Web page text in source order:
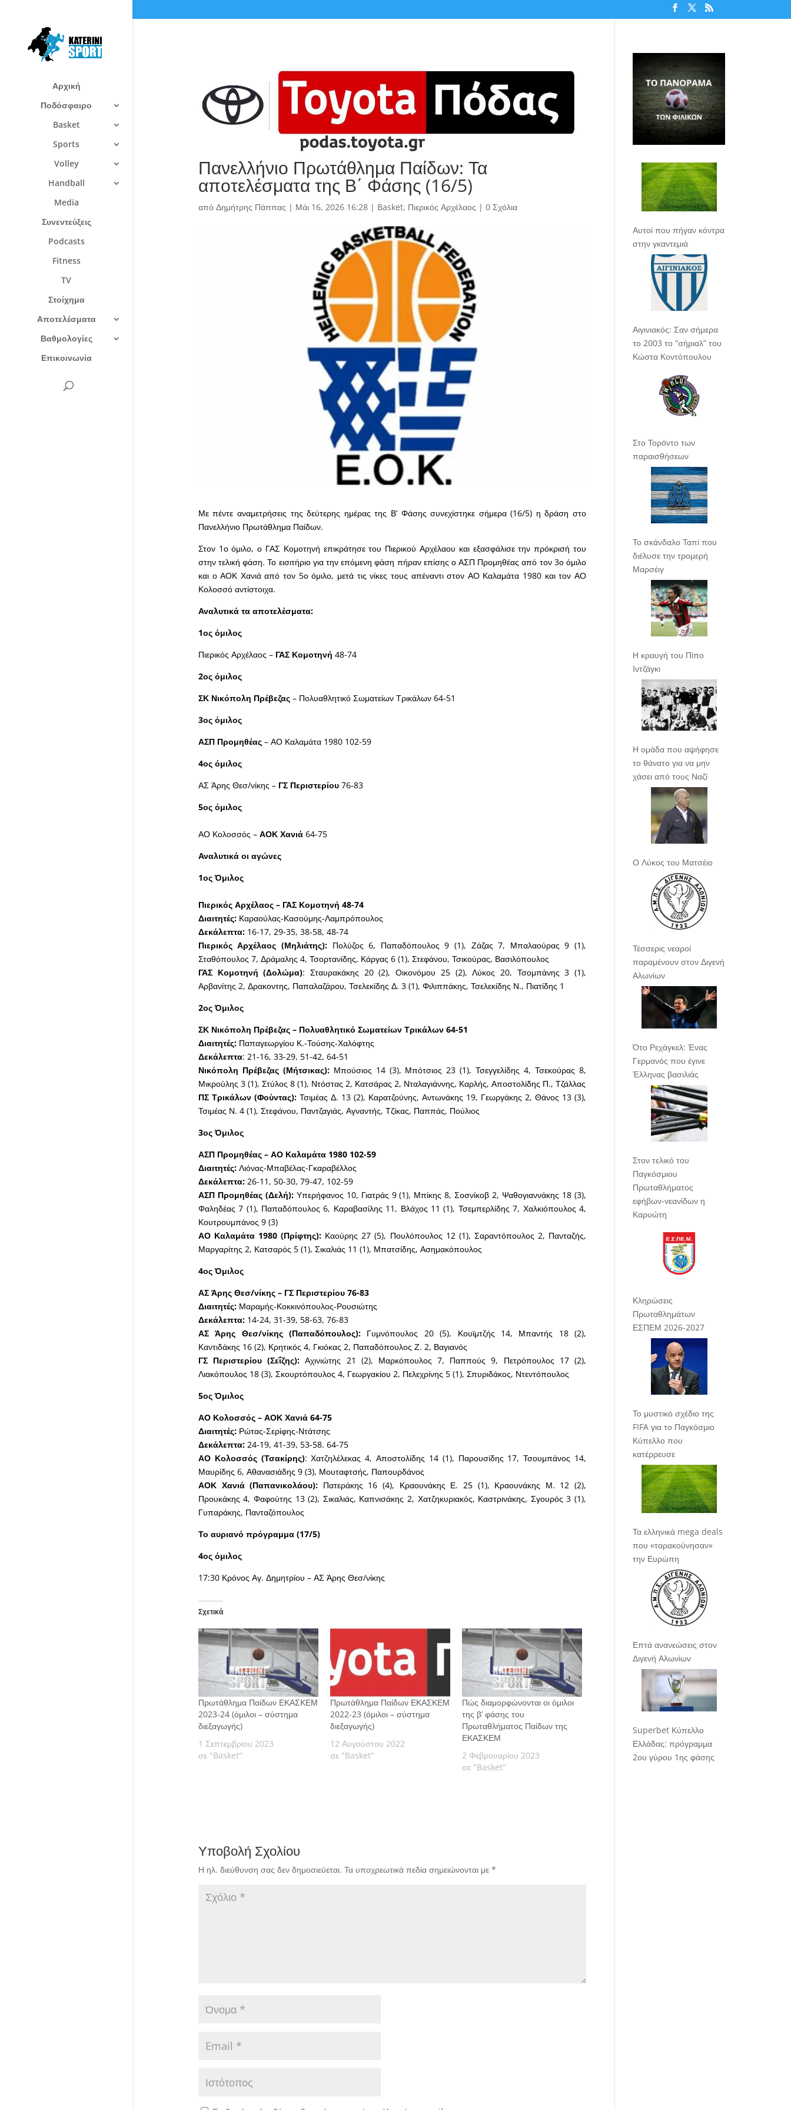
Αρχική
Ποδόσφαιρο
Basket
Sports
Volley
Handball
Media
Συνεντεύξεις
Podcasts
Fitness
TV
Στοίχημα
Αποτελέσματα
Βαθμολογίες
Επικοινωνία
Πανελλήνιο Πρωτάθλημα Παίδων: Τα
αποτελέσματα της Β΄ Φάσης (16/5)
από Δημήτρης Πάππας | Μάι 16, 2026 16:28| Basket, Πιερικός Αρχέλαος | 0 Σχόλια
Με πέντε αναμετρήσεις της δεύτερης ημέρας της Β’ Φάσης συνεχίστηκε σήμερα (16/5) η δράση στο
Πανελλήνιο Πρωτάθλημα Παίδων.
Στον 1ο όμιλο, ο ΓΑΣ Κομοτηνή επικράτησε του Πιερικού Αρχέλαου και εξασφάλισε την πρόκρισή του
στην τελική φάση. Το εισιτήριο για την επόμενη φάση πήραν επίσης ο ΑΣΠ Προμηθέας από τον 3ο όμιλο
και ο ΑΟΚ Χανιά από τον 5ο όμιλο, μετά τις νίκες τους απέναντι στον ΑΟ Καλαμάτα 1980 και τον ΑΟ
Κολοσσό αντίστοιχα.
Αναλυτικά τα αποτελέσματα:
1ος όμιλος
Πιερικός Αρχέλαος –ΓΑΣ Κομοτηνή 48-74
2ος όμιλος
ΣΚ Νικόπολη Πρέβεζας– Πολυαθλητικό Σωματείων Τρικάλων 64-51
3ος όμιλος
ΑΣΠ Προμηθέας– ΑΟ Καλαμάτα 1980 102-59
4ος όμιλος
ΑΣ Άρης Θεσ/νίκης – ΓΣ Περιστερίου76-83
5ος όμιλος
ΑΟ Κολοσσός –ΑΟΚ Χανιά64-75
Αναλυτικά οι αγώνες
1ος Όμιλος
Πιερικός Αρχέλαος – ΓΑΣ Κομοτηνή 48-74
Διαιτητές:Καραούλας-Κασούμης-Λαμπρόπουλος
Δεκάλεπτα:16-17, 29-35, 38-58, 48-74
Πιερικός Αρχέλαος (Μηλιάτης): Πολύζος 6, Παπαδόπουλος 9 (1), Ζάζας 7, Μπαλαούρας 9 (1),
Σταθόπουλος 7, Δράμαλης 4, Τσορτανίδης, Κάργας 6 (1), Στεφάνου, Τσικούρας, Βασιλόπουλος
ΓΑΣ Κομοτηνή (Δολώμα): Σταυρακάκης 20 (2), Οικονόμου 25 (2), Λύκος 20, Τσομπάνης 3 (1),
Αρβανίτης 2, Δρακοντης, Παπαλαζάρου, Τσελεκίδης Δ. 3 (1), Φιλιππάκης, Τσελεκίδης Ν., Πιατίδης 1
2ος Όμιλος
ΣΚ Νικόπολη Πρέβεζας – Πολυαθλητικό Σωματείων Τρικάλων 64-51
Διαιτητές:Παπαγεωργίου Κ.-Τούσης-Χαλόφτης
Δεκάλεπτα: 21-16, 33-29, 51-42, 64-51
Νικόπολη Πρέβεζας (Μήτσικας):Μπούσιος 14 (3), Μπότσιος 23 (1), Τσεγγελίδης 4, Τσεκούρας 8,
Μικρούλης 3 (1), Στύλος 8 (1), Ντόστας 2, Κατσάρας 2, Νταλαγιάννης, Καρλής, Αποστολίδης Π., Τζάλλας
ΠΣ Τρικάλων (Φούντας):Τσιμέας Δ. 13 (2), Καρατζούνης, Αντωνάκης 19, Γεωργάκης 2, Θάνος 13 (3),
Τσιμέας Ν. 4 (1), Στεφάνου, Παντζαγιάς, Αγναντής, Τζίκας, Παππάς, Πούλιος
3ος Όμιλος
ΑΣΠ Προμηθέας – ΑΟ Καλαμάτα 1980 102-59
Διαιτητές:Λιόνας-Μπαβέλας-Γκαραβέλλος
Δεκάλεπτα:26-11, 50-30, 79-47, 102-59
ΑΣΠ Προμηθέας (Δελή):Υπερήφανος 10, Γιατράς 9 (1), Μπίκης 8, Σοσνίκοβ 2, Ψαθογιαννάκης 18 (3),
Φαληδέας 7 (1), Παπαδόπουλος 6, Καραβασίλης 11, Βλάχος 11 (1), Τσεμπερλίδης 7, Χαλκιόπουλος 4,
Κουτρουμπάνος 9 (3)
ΑΟ Καλαμάτα 1980 (Πρίφτης): Καούρης 27 (5), Πουλόπουλος 12 (1), Σαραντόπουλος 2, Πανταζής,
Μαργαρίτης 2, Κατσαρός 5 (1), Σικαλιάς 11 (1), Μπατσίδης, Ασημακόπουλος
4ος Όμιλος
ΑΣ Άρης Θεσ/νίκης – ΓΣ Περιστερίου 76-83
Διαιτητές:Μαραμής-Κοκκινόπουλος-Ρουσιώτης
Δεκάλεπτα:14-24, 31-39, 58-63, 76-83
ΑΣ Άρης Θεσ/νίκης (Παπαδόπουλος): Γυμνόπουλος 20 (5), Κουϊμτζής 14, Μπαντής 18 (2),
Καντιδάκης 16 (2), Κρητικός 4, Γκιόκας 2, Παπαδόπουλος Ζ. 2, Βαγιανός
ΓΣ Περιστερίου (Σεΐζης): Αχινιώτης 21 (2), Μαρκόπουλος 7, Παππούς 9, Πετρόπουλος 17 (2),
Λιακόπουλος 18 (3), Σκουρτόπουλος 4, Γεωργακίου 2, Πελεχρίνης 5 (1), Σπυριδάκος, Ντεντόπουλος
5ος Όμιλος
ΑΟ Κολοσσός – ΑΟΚ Χανιά 64-75
Διαιτητές:Ρώτας-Σερίφης-Ντάτσης
Δεκάλεπτα:24-19, 41-39, 53-58. 64-75
ΑΟ Κολοσσός (Τσακίρης): Χατζηλέλεκας 4, Αποστολίδης 14 (1), Παρουσίδης 17, Τσουμπάνος 14,
Μαυρίδης 6, Αθανασιάδης 9 (3), Μουταφτσής, Παπουρδάνος
ΑΟΚ Χανιά (Παπανικολάου): Πατεράκης 16 (4), Κραουνάκης Ε. 25 (1), Κραουνάκης Μ. 12 (2),
Προυκάκης 4, Φαφούτης 13 (2), Σικαλιάς, Καπνισάκης 2, Χατζηκυριακός, Καστρινάκης, Σγουρός 3 (1),
Γυπαράκης, Πανταζόπουλος
Το αυριανό πρόγραμμα (17/5)
4ος όμιλος
17:30 Κρόνος Αγ. Δημητρίου – ΑΣ Άρης Θεσ/νίκης
Σχετικά
Πρωτάθλημα Παίδων ΕΚΑΣΚΕΜ
2023-24 (όμιλοι – σύστημα
διεξαγωγής)
1 Σεπτεμβρίου 2023
σε "Basket"
Πρωτάθλημα Παίδων ΕΚΑΣΚΕΜ
2022-23 (όμιλοι – σύστημα
διεξαγωγής)
12 Αυγούστου 2022
σε "Basket"
Πώς διαμορφώνονται οι όμιλοι
της β’ φάσης του
Πρωταθλήματος Παίδων της
ΕΚΑΣΚΕΜ
2 Φεβρουαρίου 2023
σε "Basket"
Υποβολή Σχολίου
Η ηλ. διεύθυνση σας δεν δημοσιεύεται. Τα υποχρεωτικά πεδία σημειώνονται με *
Αυτοί που πήγαν κόντρα
στην γκαντεμιά
Αιγινιακός: Σαν σήμερα
το 2003 το “σήριαλ” του
Κώστα Κοντόπουλου
Στο Τορόντο των
παραισθήσεων
Το σκάνδαλο Ταπί που
διέλυσε την τρομερή
Μαρσέιγ
Η κραυγή του Πίπο
Ιντζάγκι
Η ομάδα που αψήφησε
το θάνατο για να μην
χάσει από τους Ναζί
Ο Λύκος του Ματσέιο
Τέσσερις νεαροί
παραμένουν στον Διγενή
Αλωνίων
Ότο Ρεχάγκελ: Ένας
Γερμανός που έγινε
Έλληνας βασιλιάς
Στον τελικό του
Παγκόσμιου
Πρωταθλήματος
εφήβων-νεανίδων η
Καρυώτη
Κληρώσεις
Πρωταθλημάτων
ΕΣΠΕΜ 2026-2027
Το μυστικό σχέδιο της
FIFA για το Παγκόσμιο
Κύπελλο που
κατέρρευσε
Τα ελληνικά mega deals
που «ταρακούνησαν»
την Ευρώπη
Επτά ανανεώσεις στον
Διγενή Αλωνίων
Superbet Κύπελλο
Ελλάδας: πρόγραμμα
2ου γύρου 1ης φάσης